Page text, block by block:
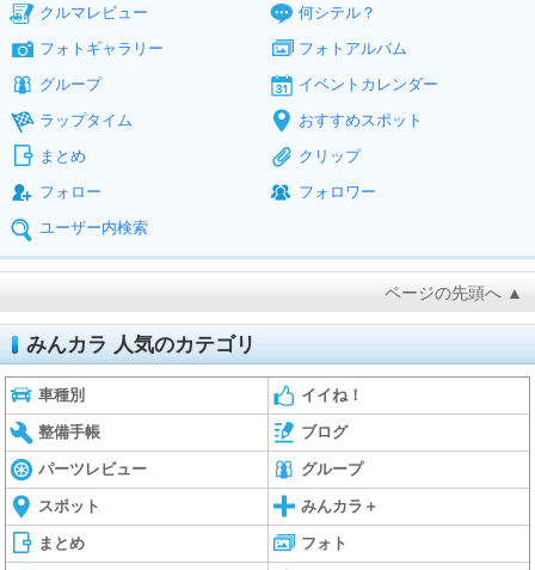
クルマレビュー
何シテル？
フォトギャラリー
フォトアルバム
グループ
イベントカレンダー
ラップタイム
おすすめスポット
まとめ
クリップ
フォロー
フォロワー
ユーザー内検索
ページの先頭へ ▲
みんカラ 人気のカテゴリ
車種別 イイね！
整備手帳 ブログ
パーツレビュー グループ
スポット みんカラ＋
まとめ フォト